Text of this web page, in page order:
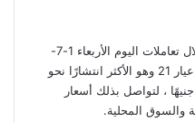
انخفضت أسعار الذهب في مصر خلال تعاملات اليوم الأربعاء 1-7-
2020. ليسجل سعر الذهب للجرام عيار 21 وهو الأكثر انتشارًا نحو
797 جنيهًا، بعد ان كان يسجل 799 جنيهًا ، لتواصل بذلك أسعار
والسوق المحلية.